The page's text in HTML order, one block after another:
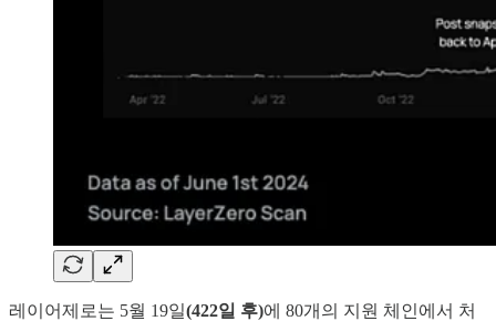
레이어제로는 5월 19일(422일 후)에 80개의 지원 체인에서 처